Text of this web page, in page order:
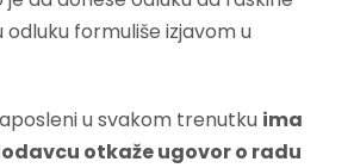
odluku formuliše izjavom u
u svakom trenutku ima
otkaže ugovor o radu